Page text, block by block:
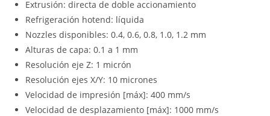
Extrusión: directa de doble accionamiento
Refrigeración hotend: líquida
Nozzles disponibles: 0.4, 0.6, 0.8, 1.0, 1.2 mm
Alturas de capa: 0.1 a 1 mm
Resolución eje Z: 1 micrón
Resolución ejes X/Y: 10 micrones
Velocidad de impresión [máx]: 400 mm/s
Velocidad de desplazamiento [máx]: 1000 mm/s